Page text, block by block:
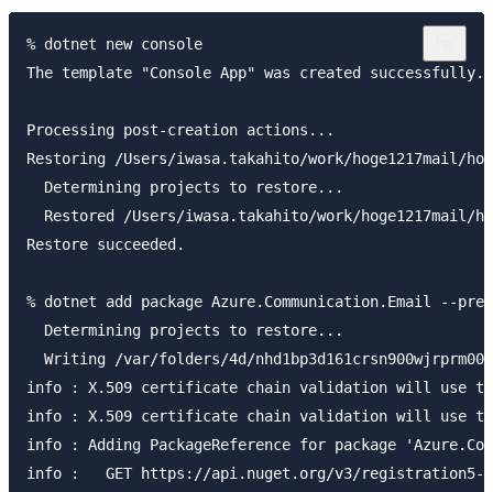
% dotnet new console
The template "Console App" was created successfully.
Processing post-creation actions...
Restoring /Users/iwasa.takahito/work/hoge1217mail/
  Determining projects to restore...
Restored /Users/iwasa.takahito/work/hoge1217mail/
Restore succeeded.
% dotnet add package Azure.Communication.Email --
  Determining projects to restore...
Writing /var/folders/4d/
info : X.509 certificate chain validation will use
info : X.509 certificate chain validation will use
info : Adding PackageReference for package
info :   GET https://api.nuget.org/v3/registration5-